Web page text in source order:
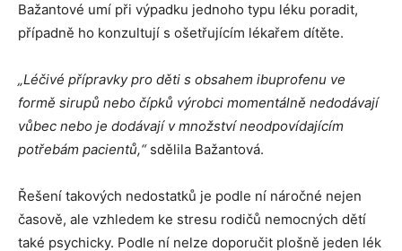
Bažantové umí při výpadku jednoho typu léku poradit,
případně ho konzultují s ošetřujícím lékařem dítěte.
„Léčivé přípravky pro děti s obsahem ibuprofenu ve
formě sirupů nebo čípků výrobci momentálně nedodávají
vůbec nebo je dodávají v množství neodpovídajícím
potřebám pacientů,“sdělila Bažantová.
Řešení takových nedostatků je podle ní náročné nejen
časově, ale vzhledem ke stresu rodičů nemocných dětí
také psychicky. Podle ní nelze doporučit plošně jeden lék